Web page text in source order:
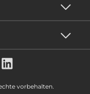
vorbehalten.